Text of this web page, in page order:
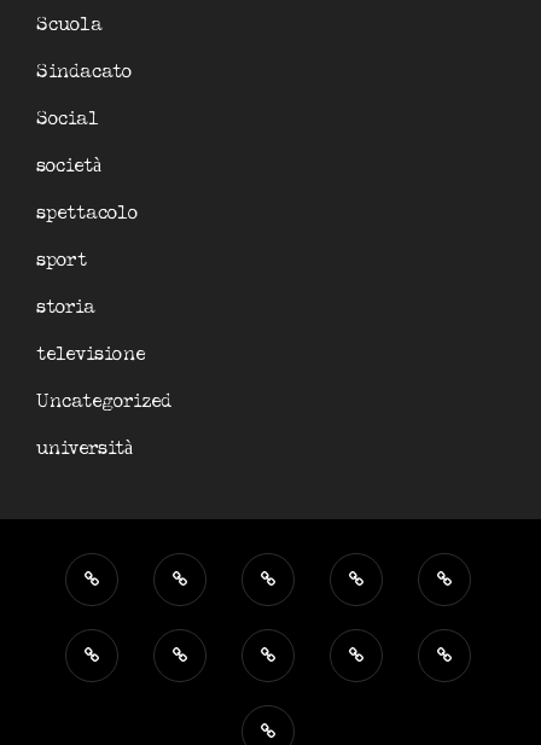
Scuola
Sindacato
Social
società
spettacolo
sport
storia
televisione
Uncategorized
università